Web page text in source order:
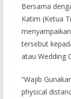
Bersama
Katim (Ketua
tersebut
atau Wedding
“Wajib
physical